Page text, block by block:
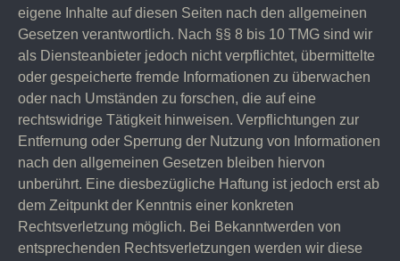
eigene Inhalte auf diesen Seiten nach den allgemeinen
Gesetzen verantwortlich. Nach §§ 8 bis 10 TMG sind wir
als Diensteanbieter jedoch nicht verpflichtet, übermittelte
oder gespeicherte fremde Informationen zu überwachen
oder nach Umständen zu forschen, die auf eine
rechtswidrige Tätigkeit hinweisen. Verpflichtungen zur
Entfernung oder Sperrung der Nutzung von Informationen
nach den allgemeinen Gesetzen bleiben hiervon
unberührt. Eine diesbezügliche Haftung ist jedoch erst ab
dem Zeitpunkt der Kenntnis einer konkreten
Rechtsverletzung möglich. Bei Bekanntwerden von
entsprechenden Rechtsverletzungen werden wir diese